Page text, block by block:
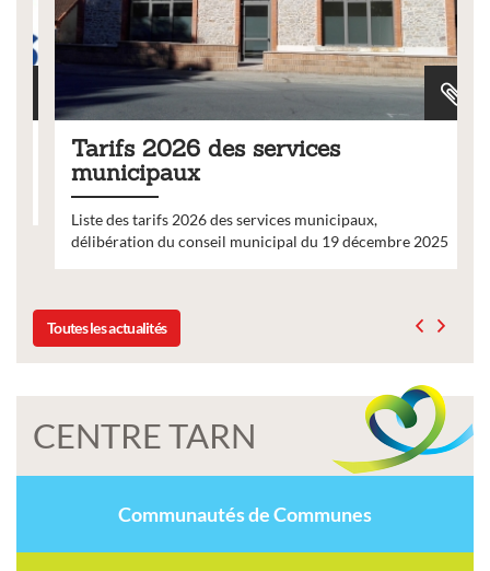
Tarifs 2026 des services
municipaux
Liste des tarifs 2026 des services municipaux,
délibération du conseil municipal du 19 décembre 2025
Toutes les actualités
CENTRE TARN
Communautés de Communes